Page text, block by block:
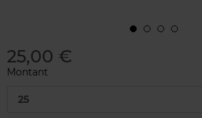
25,00 €
Montant
25